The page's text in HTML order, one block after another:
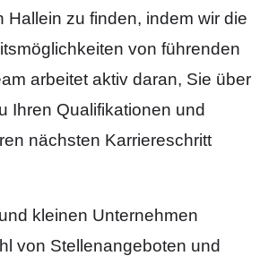
zu finden, indem wir die
von führenden
arbeitet aktiv daran, Sie über
Ihren Qualifikationen und
nächsten Karriereschritt
kleinen Unternehmen
von Stellenangeboten und